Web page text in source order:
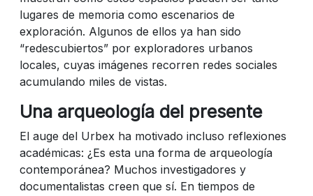
lugares de memoria como escenarios de
exploración. Algunos de ellos ya han sido
“redescubiertos” por exploradores urbanos
locales, cuyas imágenes recorren redes sociales
acumulando miles de vistas.
Una arqueología del presente
El auge del Urbex ha motivado incluso reflexiones
académicas: ¿Es esta una forma de arqueología
contemporánea? Muchos investigadores y
documentalistas creen que sí. En tiempos de